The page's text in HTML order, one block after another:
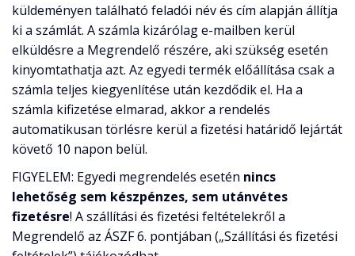
küldeményen található feladói név és cím alapján állítja
ki a számlát. A számla kizárólag e-mailben kerül
elküldésre a Megrendelő részére, aki szükség esetén
kinyomtathatja azt. Az egyedi termék előállítása csak a
számla teljes kiegyenlítése után kezdődik el. Ha a
számla kifizetése elmarad, akkor a rendelés
automatikusan törlésre kerül a fizetési határidő lejártát
követő 10 napon belül.
FIGYELEM: Egyedi megrendelés esetén nincs
lehetőség sem készpénzes, sem utánvétes
fizetésre! A szállítási és fizetési feltételekről a
Megrendelő az ÁSZF 6. pontjában („Szállítási és fizetési